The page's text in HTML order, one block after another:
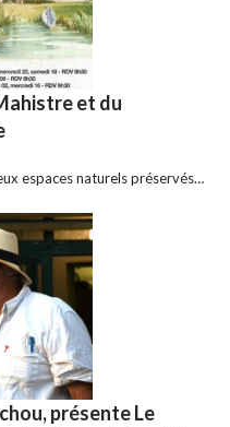
et du
espaces naturels préservés…
présente Le